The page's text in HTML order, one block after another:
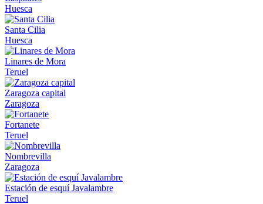
Huesca
Santa Cilia
Huesca
Linares de Mora
Teruel
Zaragoza capital
Zaragoza
Fortanete
Teruel
Nombrevilla
Zaragoza
Estación de esquí Javalambre
Teruel